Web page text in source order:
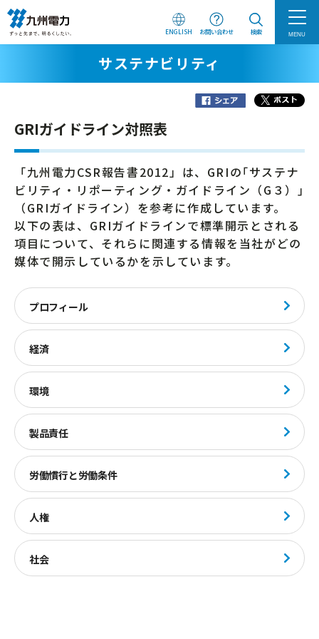
ENGLISH お問い合わせ 検索 MENU
サステナビリティ
GRIガイドライン対照表
「九州電力CSR報告書2012」は、GRIの｢サステナ
ビリティ・リポーティング・ガイドライン（G３）｣
（GRIガイドライン）を参考に作成しています。
以下の表は、GRIガイドラインで標準開示とされる
項目について、それらに関連する情報を当社がどの
媒体で開示しているかを示しています。
プロフィール
経済
環境
製品責任
労働慣行と労働条件
人権
社会